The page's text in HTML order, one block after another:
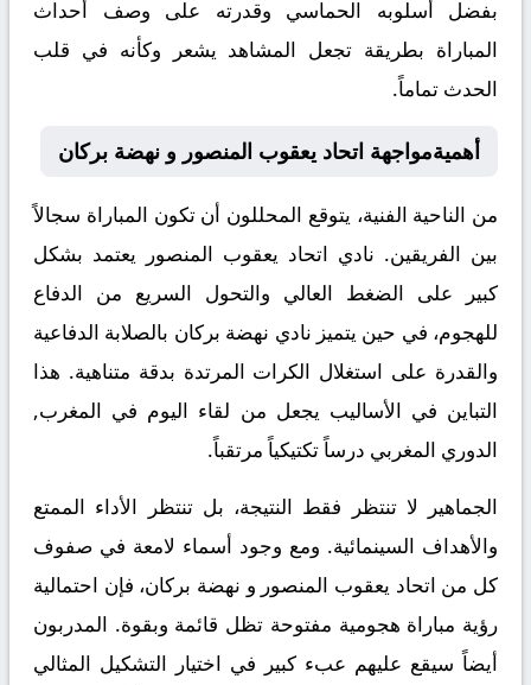
بفضل أسلوبه الحماسي وقدرته على وصف أحداث
المباراة بطريقة تجعل المشاهد يشعر وكأنه في قلب
الحدث تماماً.
أهميةمواجهة اتحاد يعقوب المنصور و نهضة بركان
من الناحية الفنية، يتوقع المحللون أن تكون المباراة سجالاً
بين الفريقين. نادي اتحاد يعقوب المنصور يعتمد بشكل
كبير على الضغط العالي والتحول السريع من الدفاع
للهجوم، في حين يتميز نادي نهضة بركان بالصلابة الدفاعية
والقدرة على استغلال الكرات المرتدة بدقة متناهية. هذا
التباين في الأساليب يجعل من لقاء اليوم في المغرب,
الدوري المغربي درساً تكتيكياً مرتقباً.
الجماهير لا تنتظر فقط النتيجة، بل تنتظر الأداء الممتع
والأهداف السينمائية. ومع وجود أسماء لامعة في صفوف
كل من اتحاد يعقوب المنصور و نهضة بركان، فإن احتمالية
رؤية مباراة هجومية مفتوحة تظل قائمة وبقوة. المدربون
أيضاً سيقع عليهم عبء كبير في اختيار التشكيل المثالي